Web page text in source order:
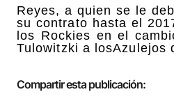
Reyes, a quien se le
su contrato hasta el
los Rockies en el
Tulowitzki a losAzulejos
Compartir esta publicación: